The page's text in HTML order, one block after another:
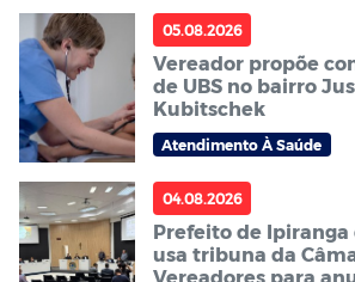
05.08.2026
Vereador propõe
de UBS no bairro
Kubitschek
Atendimento À Saúde
04.08.2026
Prefeito de Ipiranga
usa tribuna da
Vereadores para